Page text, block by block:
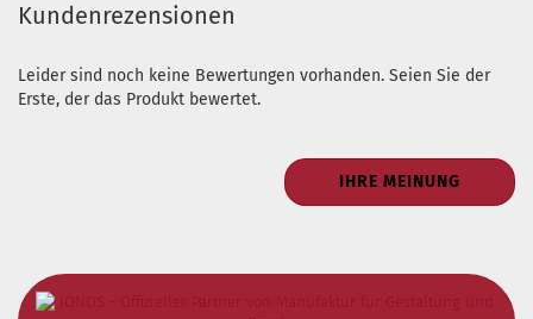
Kundenrezensionen
Leider sind noch keine Bewertungen vorhanden. Seien Sie der
Erste, der das Produkt bewertet.
IHRE MEINUNG